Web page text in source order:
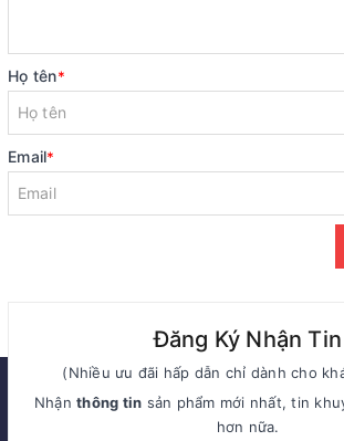
Họ tên*
Email*
Đăng Ký Nhận Tin
(Nhiều ưu đãi hấp dẫn chỉ dành cho
Nhậnthông tin sản phẩm mới nhất, tin
hơn nữa.